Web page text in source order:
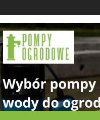
DZISIAJ
Niedziela